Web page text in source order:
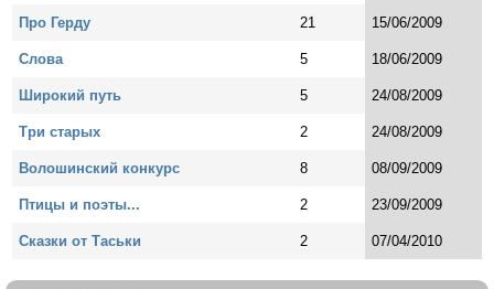
Про Герду 21 15/06/2009
Слова 5 18/06/2009
Широкий путь 5 24/08/2009
Три старых 2 24/08/2009
Волошинский конкурс 8 08/09/2009
Птицы и поэты... 2 23/09/2009
Сказки от Таськи 2 07/04/2010